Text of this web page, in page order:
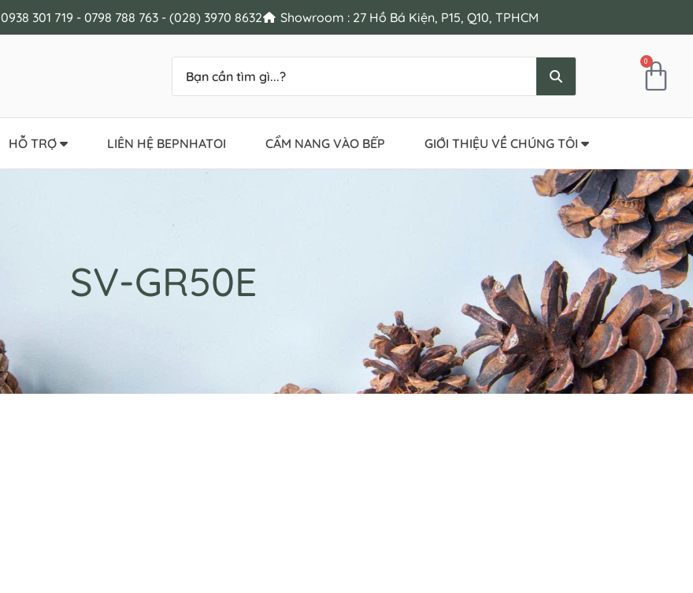
0938 301 719 - 0798 788 763 - (028) 3970 8632 Showroom : 27 Hồ Bá Kiện, P15, Q10, TPHCM
0
HỖ TRỢ LIÊN HỆ BEPNHATOI CẨM NANG VÀO BẾP GIỚI THIỆU VỀ CHÚNG TÔI
SV-GR50E